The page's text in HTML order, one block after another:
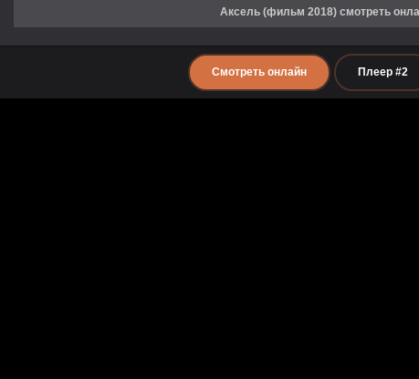
Аксель (фильм 2018) смотреть
Смотреть онлайн Плеер #2